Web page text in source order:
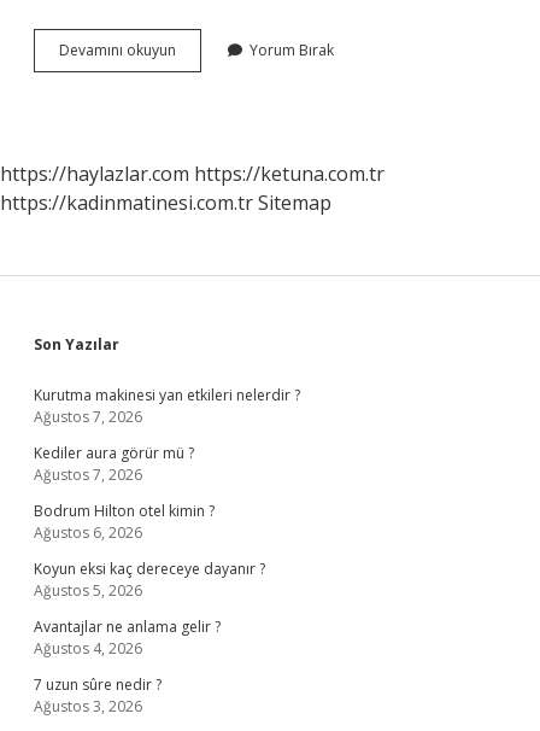
Devamını okuyun
Ismi
Yorum Bırak
https://haylazlar.com https://ketuna.com.tr
https://kadinmatinesi.com.trSitemap
Sidebar
Son Yazılar
Kurutma makinesi yan etkileri nelerdir ?
Ağustos 7, 2026
Kediler aura görür mü ?
Ağustos 7, 2026
Bodrum Hilton otel kimin ?
Ağustos 6, 2026
Koyun eksi kaç dereceye dayanır ?
Ağustos 5, 2026
Avantajlar ne anlama gelir ?
Ağustos 4, 2026
7 uzun sûre nedir ?
Ağustos 3, 2026